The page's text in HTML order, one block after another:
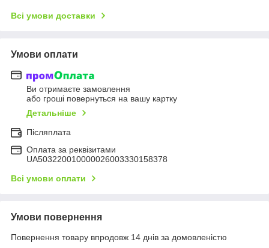
Всі умови доставки
Умови оплати
Ви отримаєте замовлення
або гроші повернуться на вашу картку
Детальніше
Післяплата
Оплата за реквізитами
UA503220010000026003330158378
Всі умови оплати
Умови повернення
Повернення товару впродовж 14 днів за домовленістю